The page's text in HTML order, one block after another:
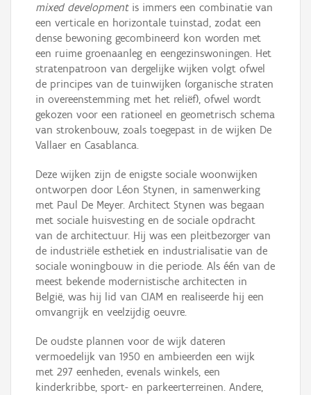
mixed developmentis immers een combinatie van
een verticale en horizontale tuinstad, zodat een
dense bewoning gecombineerd kon worden met
een ruime groenaanleg en eengezinswoningen. Het
stratenpatroon van dergelijke wijken volgt ofwel
de principes van de tuinwijken (organische straten
in overeenstemming met het reliëf), ofwel wordt
gekozen voor een rationeel en geometrisch schema
van strokenbouw, zoals toegepast in de wijken De
Vallaer en Casablanca.
Deze wijken zijn de enigste sociale woonwijken
ontworpen door Léon Stynen, in samenwerking
met Paul De Meyer. Architect Stynen was begaan
met sociale huisvesting en de sociale opdracht
van de architectuur. Hij was een pleitbezorger van
de industriële esthetiek en industrialisatie van de
sociale woningbouw in die periode. Als één van de
meest bekende modernistische architecten in
België, was hij lid van CIAM en realiseerde hij een
omvangrijk en veelzijdig oeuvre.
De oudste plannen voor de wijk dateren
vermoedelijk van 1950 en ambieerden een wijk
met 297 eenheden, evenals winkels, een
kinderkribbe, sport- en parkeerterreinen. Andere,